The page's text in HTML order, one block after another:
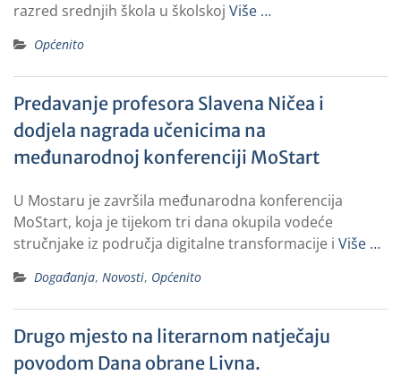
razred srednjih škola u školskoj Više …
Općenito
Predavanje profesora Slavena Ničea i
dodjela nagrada učenicima na
međunarodnoj konferenciji MoStart
U Mostaru je završila međunarodna konferencija
MoStart, koja je tijekom tri dana okupila vodeće
stručnjake iz područja digitalne transformacije i Više …
Događanja, Novosti, Općenito
Drugo mjesto na literarnom natječaju
povodom Dana obrane Livna.